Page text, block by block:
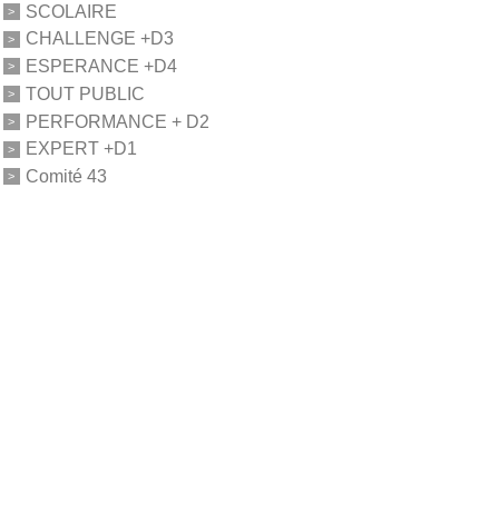
SCOLAIRE
CHALLENGE +D3
ESPERANCE +D4
TOUT PUBLIC
PERFORMANCE + D2
EXPERT +D1
Comité 43